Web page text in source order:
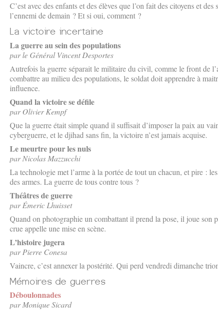
C’est avec des enfants et des élèves que l’on fait des citoyens et
l’ennemi de demain ? Et si oui, comment ?
La guerre au sein des populations
par le Général Vincent Desportes
Autrefois la guerre séparait le militaire du civil, comme le front de
combattre au milieu des populations, le soldat doit apprendre à
influence.
Quand la victoire se défile
par Olivier Kempf
Que la guerre était simple quand il suffisait d’imposer la paix au
cyberguerre, et le djihad sans fin, la victoire n’est jamais acquise.
Le meurtre pour les nuls
par Nicolas Mazzucchi
La technologie met l’arme à la portée de tout un chacun, et pire :
des armes. La guerre de tous contre tous ?
Théâtres de guerre
par Émeric Lhuisset
Quand on photographie un combattant il prend la pose, il joue son
crue appelle une mise en scène.
L’histoire jugera
par Pierre Conesa
Vaincre, c’est annexer la postérité. Qui perd vendredi dimanche
Déboulonnades
par Monique Sicard